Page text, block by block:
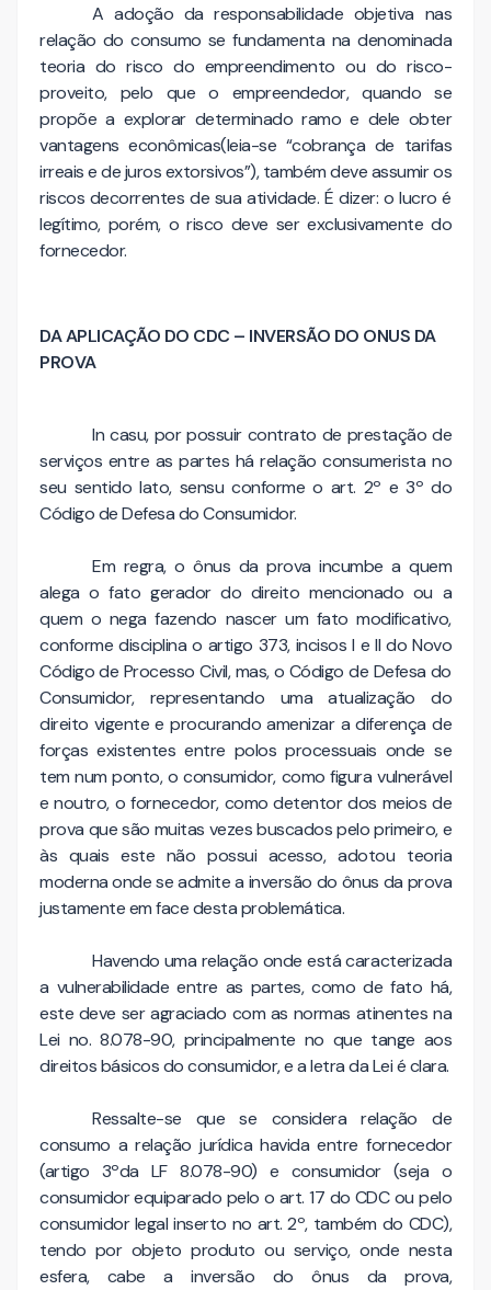
A adoção da responsabilidade objetiva nas
relação do consumo se fundamenta na denominada
teoria do risco do empreendimento ou do risco-
proveito, pelo que o empreendedor, quando se
propõe a explorar determinado ramo e dele obter
vantagens econômicas(leia-se “cobrança de tarifas
irreais e de juros extorsivos”), também deve assumir os
riscos decorrentes de sua atividade. É dizer: o lucro é
legítimo, porém, o risco deve ser exclusivamente do
fornecedor.
DA APLICAÇÃO DO CDC – INVERSÃO DO ONUS DA
PROVA
In casu, por possuir contrato de prestação de
serviços entre as partes há relação consumerista no
seu sentido lato, sensu conforme o art. 2º e 3º do
Código de Defesa do Consumidor.
Em regra, o ônus da prova incumbe a quem
alega o fato gerador do direito mencionado ou a
quem o nega fazendo nascer um fato modificativo,
conforme disciplina o artigo 373, incisos I e II do Novo
Código de Processo Civil, mas, o Código de Defesa do
Consumidor, representando uma atualização do
direito vigente e procurando amenizar a diferença de
forças existentes entre polos processuais onde se
tem num ponto, o consumidor, como figura vulnerável
e noutro, o fornecedor, como detentor dos meios de
prova que são muitas vezes buscados pelo primeiro, e
às quais este não possui acesso, adotou teoria
moderna onde se admite a inversão do ônus da prova
justamente em face desta problemática.
Havendo uma relação onde está caracterizada
a vulnerabilidade entre as partes, como de fato há,
este deve ser agraciado com as normas atinentes na
Lei no. 8.078-90, principalmente no que tange aos
direitos básicos do consumidor, e a letra da Lei é clara.
Ressalte-se que se considera relação de
consumo a relação jurídica havida entre fornecedor
(artigo 3ºda LF 8.078-90) e consumidor (seja o
consumidor equiparado pelo o art. 17 do CDC ou pelo
consumidor legal inserto no art. 2º, também do CDC),
tendo por objeto produto ou serviço, onde nesta
esfera, cabe a inversão do ônus da prova,